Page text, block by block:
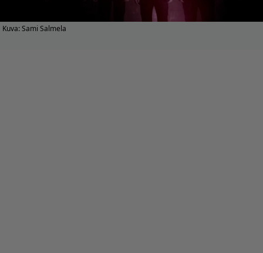
Kuva: Sami Salmela